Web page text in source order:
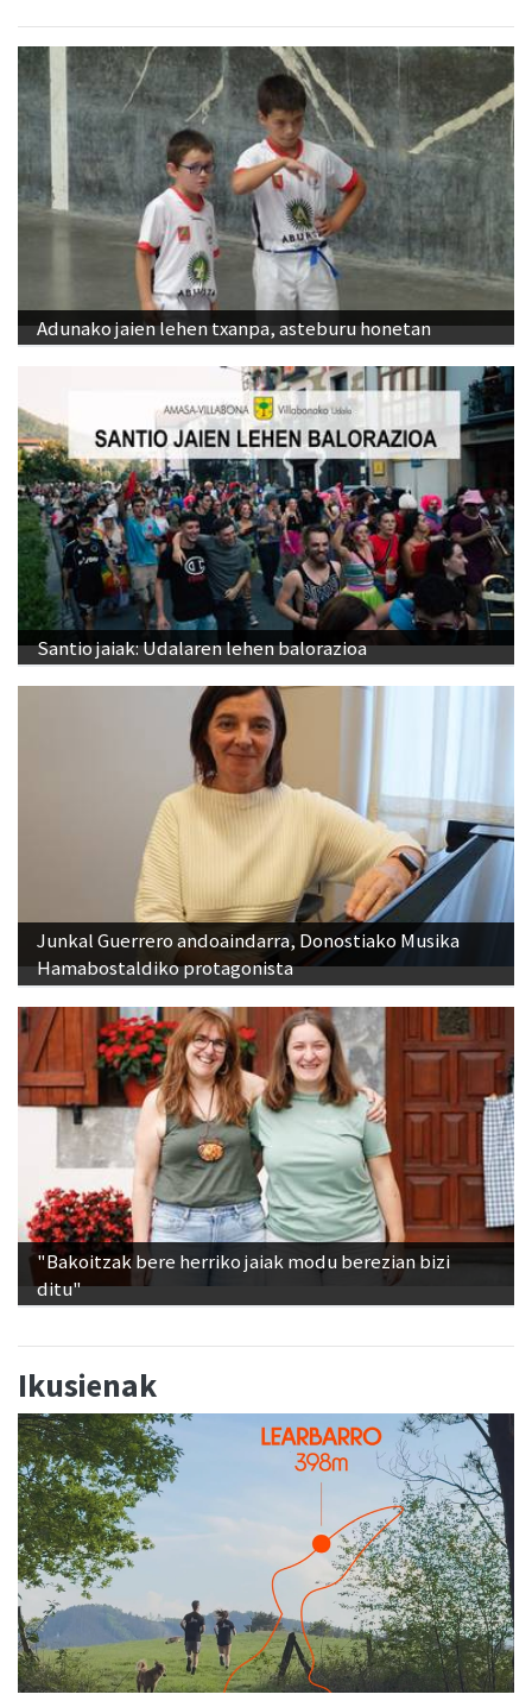
Adunako jaien lehen txanpa, asteburu honetan
Santio jaiak: Udalaren lehen balorazioa
Junkal Guerrero andoaindarra, Donostiako Musika
Hamabostaldiko protagonista
"Bakoitzak bere herriko jaiak modu berezian bizi
ditu"
Ikusienak